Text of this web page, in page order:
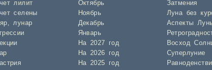
лилит
селены
,лунар
Октябрь
Ноябрь
Декабрь
Январь
На 2027 год
На 2026 год
На 2025 год
Затмения
Луна без
Аспекты
Восход
Суперлуние